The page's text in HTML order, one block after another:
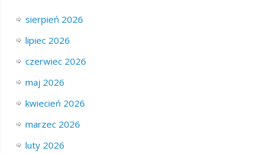
sierpień 2026
lipiec 2026
czerwiec 2026
maj 2026
kwiecień 2026
marzec 2026
luty 2026